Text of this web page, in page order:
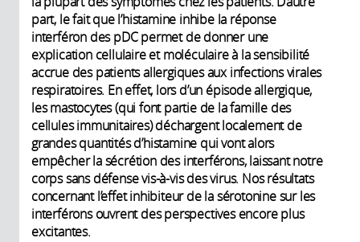
part, le fait que l’histamine inhibe la réponse
interféron des pDC permet de donner une
explication cellulaire et moléculaire à la sensibilité
accrue des patients allergiques aux infections virales
respiratoires. En effet, lors d’un épisode allergique,
les mastocytes (qui font partie de la famille des
cellules immunitaires) déchargent localement de
grandes quantités d’histamine qui vont alors
empêcher la sécrétion des interférons, laissant notre
corps sans défense vis-à-vis des virus. Nos résultats
concernant l’effet inhibiteur de la sérotonine sur les
interférons ouvrent des perspectives encore plus
excitantes.